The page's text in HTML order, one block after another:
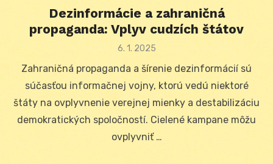
Dezinformácie a zahraničná
propaganda: Vplyv cudzích štátov
Posted
6. 1. 2025
Zahraničná propaganda a šírenie dezinformácií sú
súčasťou informačnej vojny, ktorú vedú niektoré
štáty na ovplyvnenie verejnej mienky a destabilizáciu
demokratických spoločností. Cielené kampane môžu
ovplyvniť …